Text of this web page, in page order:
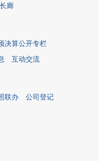
廊
决算公开专栏
互动交流
联办
公司登记